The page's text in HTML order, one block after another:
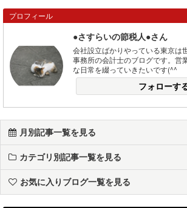
プロフィール
●さすらいの節税人●さん
会社設立ばかりやっている東京は
事務所の会計士のブログです。営
な日常を綴っていきたいです(^^ゞ
フォローす
月別記事一覧を見る
カテゴリ別記事一覧を見る
お気に入りブログ一覧を見る